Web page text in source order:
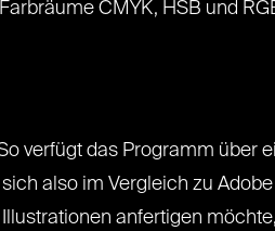
CMYK, HSB und
verfügt das Programm über
also im Vergleich zu
anfertigen